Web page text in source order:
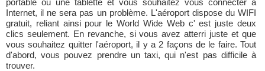
portable ou une tablette et vous souhaitez vous connecter à
Internet, il ne sera pas un problème. L'aéroport dispose du WIFI
gratuit, reliant ainsi pour le World Wide Web c' est juste deux
clics seulement. En revanche, si vous avez atterri juste et que
vous souhaitez quitter l'aéroport, il y a 2 façons de le faire. Tout
d'abord, vous pouvez prendre un taxi, qui n'est pas difficile à
trouver.